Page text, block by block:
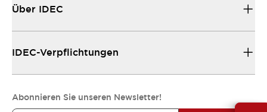
Über IDEC
IDEC-Verpflichtungen
Abonnieren Sie unseren Newsletter!